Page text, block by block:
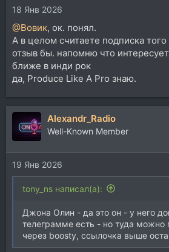
18 Янв 2026
@Вовик, ок. понял.
А в целом считаете подписка того
отзыв бы. напомню что
ближе в инди рок
да, Produce Like A Pro знаю.
Alexandr_Radio
Well-Known Member
19 Янв 2026
tony_ns написал(а):
Джона Олин - да это он - у него
телеграмме есть - но туда можно
через boosty, ссылочка выше